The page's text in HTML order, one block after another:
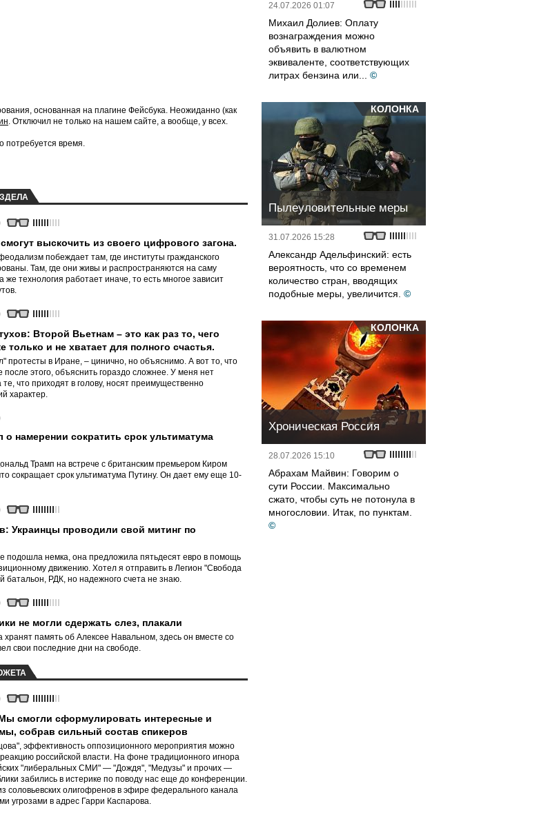
основанная на плагине Фейсбука. Неожиданно (как
. Отключил не только на нашем сайте, а вообще, у всех.
потребуется время.
выскочить из своего цифрового загона.
побеждает там, где институты гражданского
Там, где они живы и распространяются на саму
же технология работает иначе, то есть многое зависит
Второй Вьетнам – это как раз то, чего
только и не хватает для полного счастья.
протесты в Иране, – цинично, но объяснимо. А вот то, что
после этого, объяснить гораздо сложнее. У меня нет
что приходят в голову, носят преимущественно
характер.
намерении сократить срок ультиматума
Трамп на встрече с британским премьером Киром
сокращает срок ультиматума Путину. Он дает ему еще 10-
Украинцы проводили свой митинг по
подошла немка, она предложила пятьдесят евро в помощь
движению. Хотел я отправить в Легион "Свобода
батальон, РДК, но надежного счета не знаю.
не могли сдержать слез, плакали
память об Алексее Навальном, здесь он вместе со
свои последние дни на свободе.
смогли сформулировать интересные и
собрав сильный состав спикеров
эффективность оппозиционного мероприятия можно
российской власти. На фоне традиционного игнора
"либеральных СМИ" — "Дождя", "Медузы" и прочих —
забились в истерике по поводу нас еще до конференции.
соловьевских олигофренов в эфире федерального канала
угрозами в адрес Гарри Каспарова.
24.07.2026 01:07
Михаил Долиев: Оплату
вознаграждения можно
объявить в валютном
эквиваленте, соответствующих
литрах бензина или...
©
КОЛОНКА
Пылеуловительные меры
31.07.2026 15:28
Александр Адельфинский: есть
вероятность, что со временем
количество стран, вводящих
подобные меры, увеличится. ©
КОЛОНКА
Хроническая Россия
28.07.2026 15:10
Абрахам Майвин: Говорим о
сути России. Максимально
сжато, чтобы суть не потонула в
многословии. Итак, по пунктам.
©